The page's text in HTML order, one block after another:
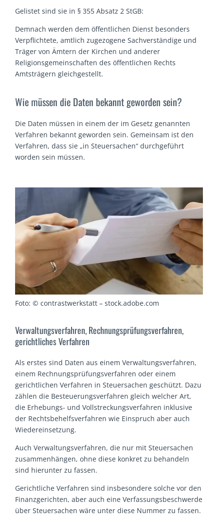
Gelistet sind sie in § 355 Absatz 2 StGB:
Demnach werden dem öffentlichen Dienst besonders
Verpflichtete, amtlich zugezogene Sachverständige und
Träger von Ämtern der Kirchen und anderer
Religionsgemeinschaften des öffentlichen Rechts
Amtsträgern gleichgestellt.
Wie müssen die Daten bekannt geworden sein?
Die Daten müssen in einem der im Gesetz genannten
Verfahren bekannt geworden sein. Gemeinsam ist den
Verfahren, dass sie „in Steuersachen“ durchgeführt
worden sein müssen.
Foto: © contrastwerkstatt – stock.adobe.com
Verwaltungsverfahren, Rechnungsprüfungsverfahren,
gerichtliches Verfahren
Als erstes sind Daten aus einem Verwaltungsverfahren,
einem Rechnungsprüfungsverfahren oder einem
gerichtlichen Verfahren in Steuersachen geschützt. Dazu
zählen die Besteuerungsverfahren gleich welcher Art,
die Erhebungs- und Vollstreckungsverfahren inklusive
der Rechtsbehelfsverfahren wie Einspruch aber auch
Wiedereinsetzung.
Auch Verwaltungsverfahren, die nur mit Steuersachen
zusammenhängen, ohne diese konkret zu behandeln
sind hierunter zu fassen.
Gerichtliche Verfahren sind insbesondere solche vor den
Finanzgerichten, aber auch eine Verfassungsbeschwerde
über Steuersachen wäre unter diese Nummer zu fassen.